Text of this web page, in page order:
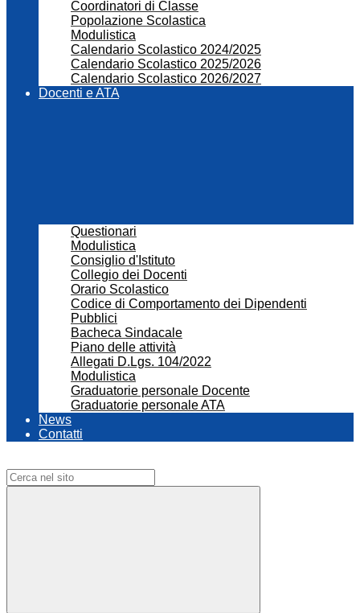
Coordinatori di Classe
Popolazione Scolastica
Modulistica
Calendario Scolastico 2024/2025
Calendario Scolastico 2025/2026
Calendario Scolastico 2026/2027
Docenti e ATA
Questionari
Modulistica
Consiglio d'Istituto
Collegio dei Docenti
Orario Scolastico
Codice di Comportamento dei Dipendenti
Pubblici
Bacheca Sindacale
Piano delle attività
Allegati D.Lgs. 104/2022
Modulistica
Graduatorie personale Docente
Graduatorie personale ATA
News
Contatti